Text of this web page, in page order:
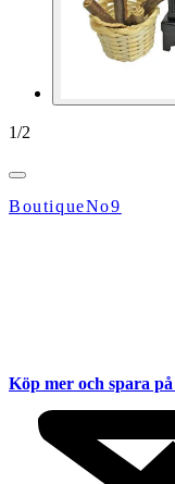
1/2
BoutiqueNo9
Köp mer och spara